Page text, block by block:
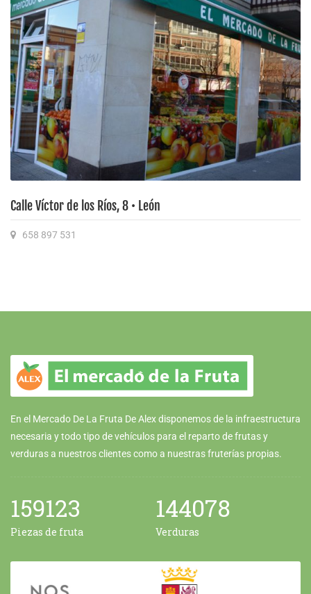
Calle Víctor de los Ríos, 8 • León
658 897 531
En el Mercado De La Fruta De Alex disponemos de la infraestructura
necesaria y todo tipo de vehículos para el reparto de frutas y
verduras a nuestros clientes como a nuestras fruterías propias.
159123
Piezas de fruta
144078
Verduras